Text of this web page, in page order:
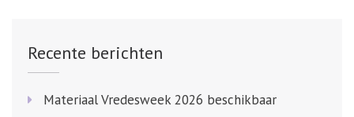
Recente berichten
Materiaal Vredesweek 2026 beschikbaar